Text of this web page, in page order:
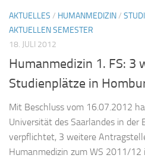
AKTUELLES / HUMANMEDIZIN/
AKTUELLEN SEMESTER
18. JULI 2012
Humanmedizin 1. FS: 3
Studienplätze in
Mit Beschluss vom 16.07.2012
Universität des Saarlandes in der
verpflichtet, 3 weitere
Humanmedizin zum WS 2011/12